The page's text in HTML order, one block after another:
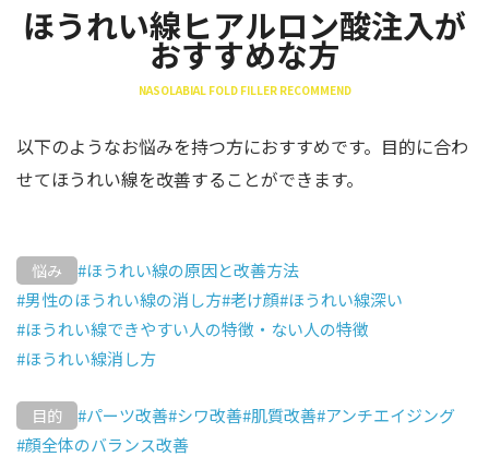
ほうれい線ヒアルロン酸注入が
おすすめな方
NASOLABIAL FOLD FILLER RECOMMEND
以下のようなお悩みを持つ方におすすめです。目的に合わ
せてほうれい線を改善することができます。
悩み
#ほうれい線の原因と改善方法
#男性のほうれい線の消し方#老け顔#ほうれい線深い
#ほうれい線できやすい人の特徴・ない人の特徴
#ほうれい線消し方
目的 #パーツ改善#シワ改善#肌質改善#アンチエイジング
#顔全体のバランス改善